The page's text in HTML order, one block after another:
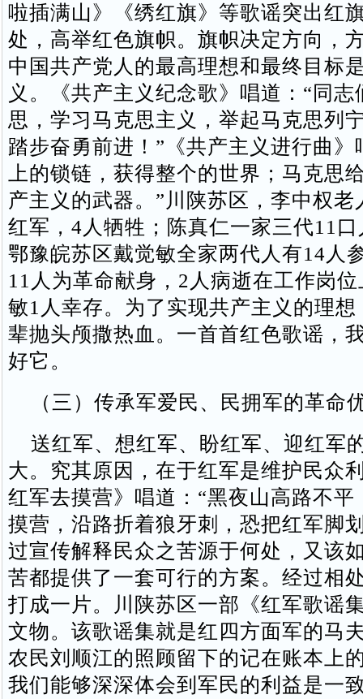
啦插满山》《绣红旗》等歌谣突出红
处，高举红色旗帜。旗帜决定方向，
中国共产党人的最高理想和最终目标
义。《共产主义纪念歌》唱道：“同志
思，学习马克思主义，举起马克思列
踏步奋勇前进！”《共产主义进行曲》
上的锁链，获得整个的世界；马克思
产主义的武器。”川陕苏区，李中权老
红军，4人牺牲；陈真仁一家三代11
鄂豫皖苏区戴觉敏全家两代人有14人
11人为革命献身，2人病逝在工作岗
敏1人幸存。为了实现共产主义的理
辈抛头颅撒热血。一首首红色歌谣，
好它。
（三）传承军爱民、民拥军的革命
送红军、想红军、盼红军、迎红军
大。究其原因，在于红军是维护民众
红军去摸营》唱道：“黑夜山高路不平
摸营，沿路折着狼牙刺，恐把红军脚
过宣传解释民众之苦源于何处，又该
苦都提供了一套可行的方案。经过相
打成一片。川陕苏区一部《红军歌谣
文物。该歌谣集就是红四方面军的马
农民刘顺江的照顾留下的记在账本上
我们能够深深体会到军民的利益是一